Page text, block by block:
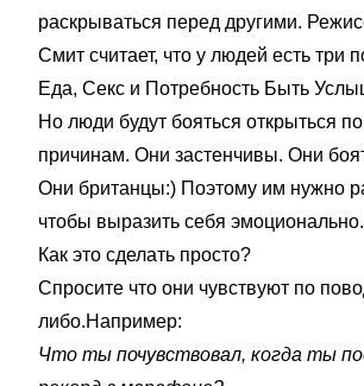
раскрываться перед другими.
Смит считает, что у людей есть три
Еда, Секс и Потребность Быть
Но люди будут бояться открыться
причинам. Они застенчивы. Они
Они британцы:) Поэтому им нужно
чтобы выразить себя эмоционально.
Как это сделать просто?
Спросите что они чувствуют по
либо.Например:
Что ты почувствовал, когда ты